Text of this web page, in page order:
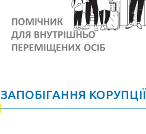
ЗАПОБІГАННЯ КОРУПЦІЇ